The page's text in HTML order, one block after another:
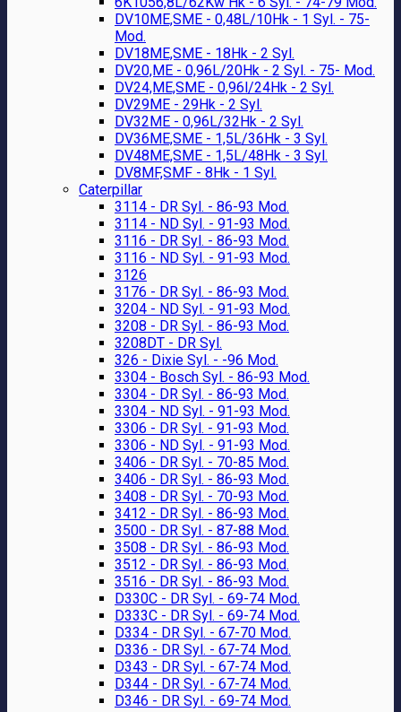
DV10ME,SME - 0,48L/10Hk - 1 Syl. - 75-
Mod.
DV18ME,SME - 18Hk - 2 Syl.
DV20,ME - 0,96L/20Hk - 2 Syl. - 75- Mod.
DV24,ME,SME - 0,96l/24Hk - 2 Syl.
DV29ME - 29Hk - 2 Syl.
DV32ME - 0,96L/32Hk - 2 Syl.
DV36ME,SME - 1,5L/36Hk - 3 Syl.
DV48ME,SME - 1,5L/48Hk - 3 Syl.
DV8MF,SMF - 8Hk - 1 Syl.
Caterpillar
3114 - DR Syl. - 86-93 Mod.
3114 - ND Syl. - 91-93 Mod.
3116 - DR Syl. - 86-93 Mod.
3116 - ND Syl. - 91-93 Mod.
3126
3176 - DR Syl. - 86-93 Mod.
3204 - ND Syl. - 91-93 Mod.
3208 - DR Syl. - 86-93 Mod.
3208DT - DR Syl.
326 - Dixie Syl. - -96 Mod.
3304 - Bosch Syl. - 86-93 Mod.
3304 - DR Syl. - 86-93 Mod.
3304 - ND Syl. - 91-93 Mod.
3306 - DR Syl. - 91-93 Mod.
3306 - ND Syl. - 91-93 Mod.
3406 - DR Syl. - 70-85 Mod.
3406 - DR Syl. - 86-93 Mod.
3408 - DR Syl. - 70-93 Mod.
3412 - DR Syl. - 86-93 Mod.
3500 - DR Syl. - 87-88 Mod.
3508 - DR Syl. - 86-93 Mod.
3512 - DR Syl. - 86-93 Mod.
3516 - DR Syl. - 86-93 Mod.
D330C - DR Syl. - 69-74 Mod.
D333C - DR Syl. - 69-74 Mod.
D334 - DR Syl. - 67-70 Mod.
D336 - DR Syl. - 67-74 Mod.
D343 - DR Syl. - 67-74 Mod.
D344 - DR Syl. - 67-74 Mod.
D346 - DR Syl. - 69-74 Mod.